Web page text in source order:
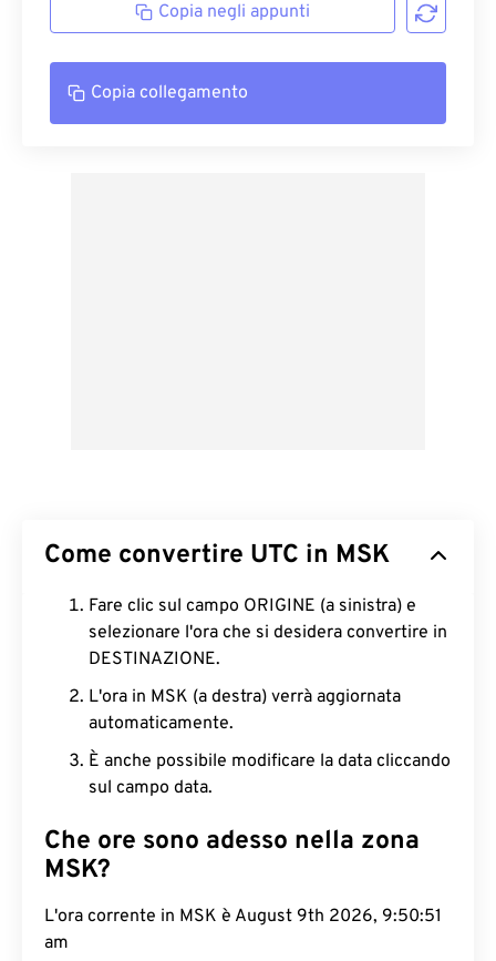
Copia negli appunti
Copia collegamento
Come convertire UTC in MSK
Fare clic sul campo ORIGINE (a sinistra) e
selezionare l'ora che si desidera convertire in
DESTINAZIONE.
L'ora in MSK (a destra) verrà aggiornata
automaticamente.
È anche possibile modificare la data cliccando
sul campo data.
Che ore sono adesso nella zona
MSK?
L'ora corrente in MSK è August 9th 2026, 9:50:52
am